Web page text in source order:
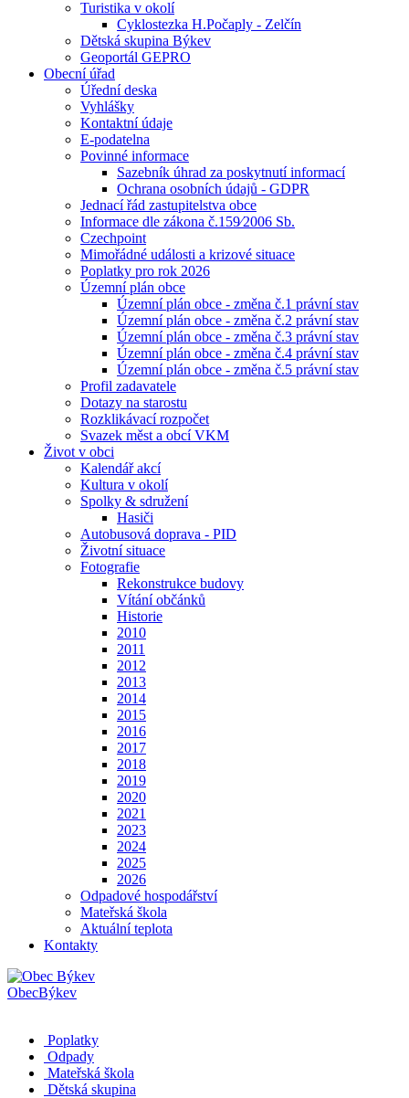
Turistika v okolí
Cyklostezka H.Počaply - Zelčín
Dětská skupina Býkev
Geoportál GEPRO
Obecní úřad
Úřední deska
Vyhlášky
Kontaktní údaje
E-podatelna
Povinné informace
Sazebník úhrad za poskytnutí informací
Ochrana osobních údajů - GDPR
Jednací řád zastupitelstva obce
Informace dle zákona č.159⁄2006 Sb.
Czechpoint
Mimořádné události a krizové situace
Poplatky pro rok 2026
Územní plán obce
Územní plán obce - změna č.1 právní stav
Územní plán obce - změna č.2 právní stav
Územní plán obce - změna č.3 právní stav
Územní plán obce - změna č.4 právní stav
Územní plán obce - změna č.5 právní stav
Profil zadavatele
Dotazy na starostu
Rozklikávací rozpočet
Svazek měst a obcí VKM
Život v obci
Kalendář akcí
Kultura v okolí
Spolky & sdružení
Hasiči
Autobusová doprava - PID
Životní situace
Fotografie
Rekonstrukce budovy
Vítání občánků
Historie
2010
2011
2012
2013
2014
2015
2016
2017
2018
2019
2020
2021
2023
2024
2025
2026
Odpadové hospodářství
Mateřská škola
Aktuální teplota
Kontakty
ObecBýkev
Poplatky
Odpady
Mateřská škola
Dětská skupina